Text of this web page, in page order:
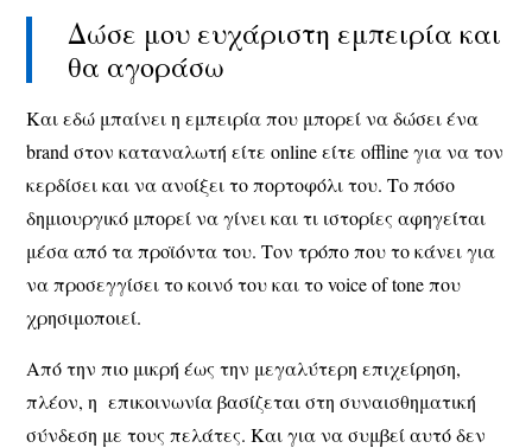
Δώσε μου ευχάριστη εμπειρία και
θα αγοράσω
Και εδώ μπαίνει η εμπειρία που μπορεί να δώσει ένα
brand στον καταναλωτή είτε online είτε offline για να τον
κερδίσει και να ανοίξει το πορτοφόλι του. Το πόσο
δημιουργικό μπορεί να γίνει και τι ιστορίες αφηγείται
μέσα από τα προϊόντα του. Τον τρόπο που το κάνει για
να προσεγγίσει το κοινό του και το voice of tone που
χρησιμοποιεί.
Από την πιο μικρή έως την μεγαλύτερη επιχείρηση,
πλέον, η επικοινωνία βασίζεται στη συναισθηματική
σύνδεση με τους πελάτες. Και για να συμβεί αυτό δεν